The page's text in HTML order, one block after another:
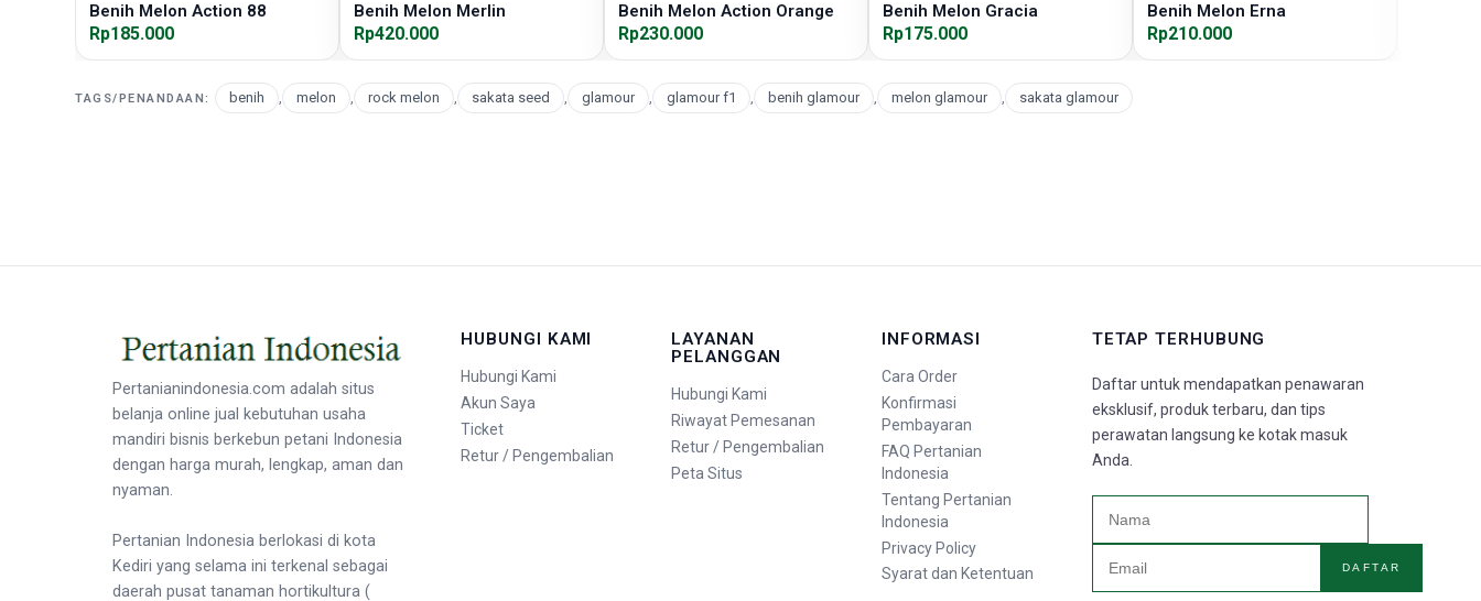
Benih Melon Action 88
Rp185.000
Benih Melon Merlin
Rp420.000
Benih Melon Action Orange
Rp230.000
Benih Melon Gracia
Rp175.000
Benih Melon Erna
Rp210.000
TAGS/PENANDAAN: benih , melon , rock melon , sakata seed , glamour , glamour f1 , benih glamour , melon glamour , sakata glamour
Pertanianindonesia.com adalah situs
belanja online jual kebutuhan usaha
mandiri bisnis berkebun petani Indonesia
dengan harga murah, lengkap, aman dan
nyaman.
Pertanian Indonesia berlokasi di kota
Kediri yang selama ini terkenal sebagai
daerah pusat tanaman hortikultura (
HUBUNGI KAMI
Hubungi Kami
Akun Saya
Ticket
Retur / Pengembalian
LAYANAN
PELANGGAN
Hubungi Kami
Riwayat Pemesanan
Retur / Pengembalian
Peta Situs
INFORMASI
Cara Order
Konfirmasi
Pembayaran
FAQ Pertanian
Indonesia
Tentang Pertanian
Indonesia
Privacy Policy
Syarat dan Ketentuan
TETAP TERHUBUNG
Daftar untuk mendapatkan penawaran
eksklusif, produk terbaru, dan tips
perawatan langsung ke kotak masuk
Anda.
DAFTAR